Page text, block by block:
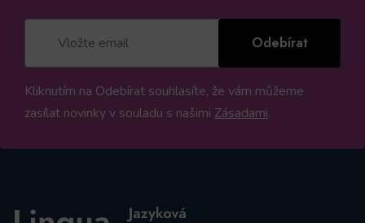
Odebírat
Kliknutím na Odebírat souhlasíte, že vám můžeme
zasílat novinky v souladu s našimi Zásadami.